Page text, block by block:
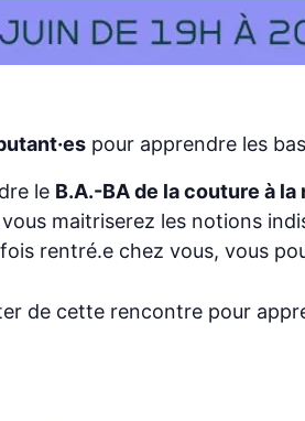
pour apprendre les
le B.A.-BA de la couture à la
vous maitriserez les notions
rentré.e chez vous, vous
de cette rencontre pour